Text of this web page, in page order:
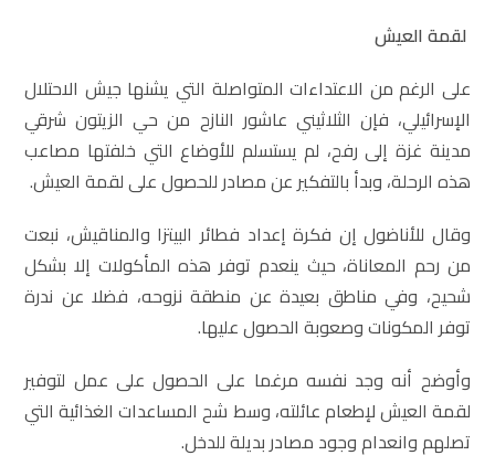
لقمة العيش
على الرغم من الاعتداءات المتواصلة التي يشنها جيش الاحتلال
الإسرائيلي، فإن الثلاثيني عاشور النازح من حي الزيتون شرقي
مدينة غزة إلى رفح، لم يستسلم للأوضاع التي خلفتها مصاعب
هذه الرحلة، وبدأ بالتفكير عن مصادر للحصول على لقمة العيش.
وقال للأناضول إن فكرة إعداد فطائر البيتزا والمناقيش، نبعت
من رحم المعاناة، حيث ينعدم توفر هذه المأكولات إلا بشكل
شحيح، وفي مناطق بعيدة عن منطقة نزوحه، فضلا عن ندرة
توفر المكونات وصعوبة الحصول عليها.
وأوضح أنه وجد نفسه مرغما على الحصول على عمل لتوفير
لقمة العيش لإطعام عائلته، وسط شح المساعدات الغذائية التي
تصلهم وانعدام وجود مصادر بديلة للدخل.